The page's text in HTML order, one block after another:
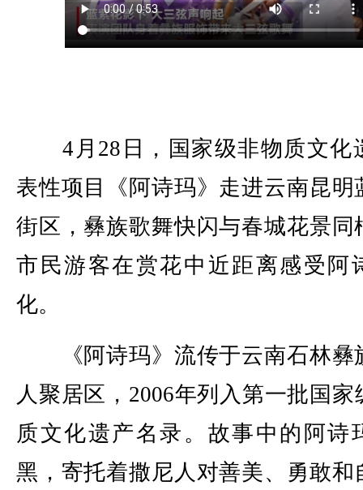
4月28日，国家级非物质文化
表性项目《阿诗玛》走进云南昆明
街区，彝族歌舞快闪与春城花景同
市民游客在赏花中近距离感受阿
化。
《阿诗玛》流传于云南石林彝
人聚居区，2006年列入第一批国家
质文化遗产名录。故事中的阿诗
黑，寄托着撒尼人对善美、勇敢和